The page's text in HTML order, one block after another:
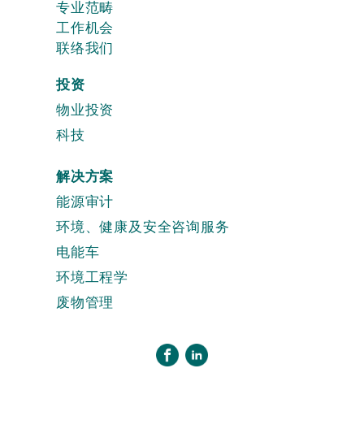
投资
物业投资
科技
解决方案
能源审计
环境、健康及安全咨询服务
电能车
环境工程学
废物管理
专业范畴
工作机会
联络我们